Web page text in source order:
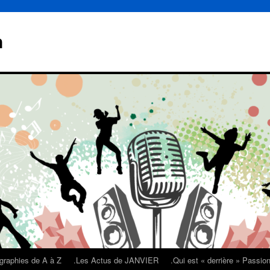
de A à Z .Les Actus de JANVIER .Qui est « derrière »